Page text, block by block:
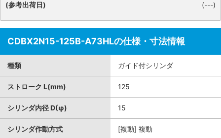
(参考出荷日)
(---)
CDBX2N15-125B-A73HLの仕様・寸法情報
種類 ガイド付シリンダ
ストローク L(mm) 125
シリンダ内径 D(φ) 15
シリンダ作動方式 [複動] 複動